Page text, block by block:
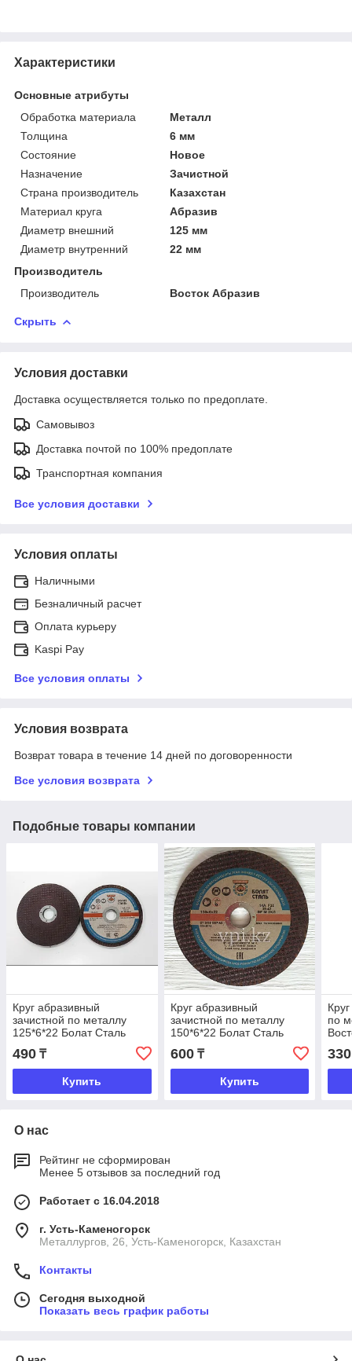
Характеристики
Основные атрибуты
Обработка материала
Металл
Толщина
6 мм
Состояние
Новое
Назначение
Зачистной
Страна производитель
Казахстан
Материал круга
Абразив
Диаметр внешний
125 мм
Диаметр внутренний
22 мм
Производитель
Производитель
Восток Абразив
Скрыть
Условия доставки
Доставка осуществляется только по предоплате.
Самовывоз
Доставка почтой по 100% предоплате
Транспортная компания
Все условия доставки
Условия оплаты
Наличными
Безналичный расчет
Оплата курьеру
Kaspi Pay
Все условия оплаты
Условия возврата
Возврат товара в течение 14 дней по договоренности
Все условия возврата
Подобные товары компании
Круг абразивный
зачистной по металлу
125*6*22 Болат Сталь
490 ₸
Купить
Круг абразивный
зачистной по металлу
150*6*22 Болат Сталь
600₸
Купить
по
330
О нас
Рейтинг не сформирован
Менее 5 отзывов за последний год
Работает с 16.04.2018
г. Усть-Каменогорск
Металлургов, 26, Усть-Каменогорск, Казахстан
Контакты
Сегодня выходной
Показать весь график работы